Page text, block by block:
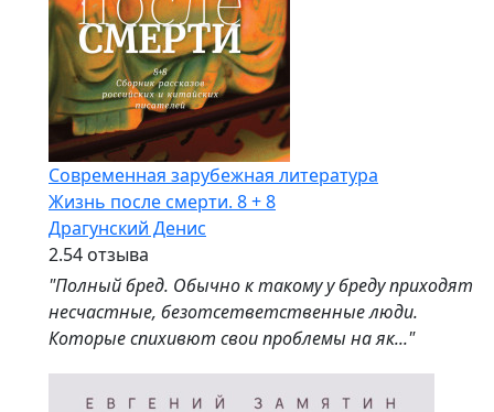
Современная зарубежная литература
Жизнь после смерти. 8 + 8
Драгунский Денис
2.54 отзыва
"Полный бред. Обычно к такому у бреду приходят
несчастные, безотсетветственные люди.
Которые спихивют свои проблемы на як..."